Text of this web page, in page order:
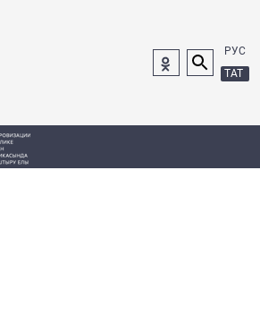
РУС
ТАТ